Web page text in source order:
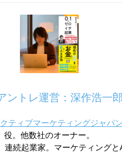
ントレ運営：深作浩一郎
ティブマーケティングジャパン
役。他数社のオーナー。
連続起業家。マーケティングと